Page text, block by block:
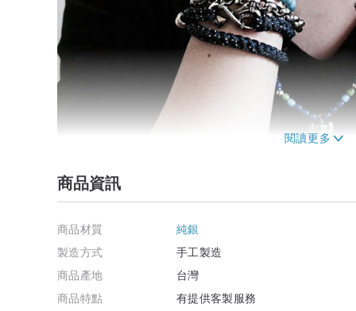
｜商品說明｜
在印地安民族裡，弓箭有守護和保護的意思，
每個人一定都有想要守護的人事物，
讓你們守護想守護的、保護想保護的，
獻給一起努力的你們 。
商品資訊
商品材質
純銀
製造方式
手工製造
商品產地
台灣
商品特點
有提供客製服務